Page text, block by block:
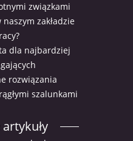
związkami
zakładzie
dla najbardziej
rozwiązania
szalunkami